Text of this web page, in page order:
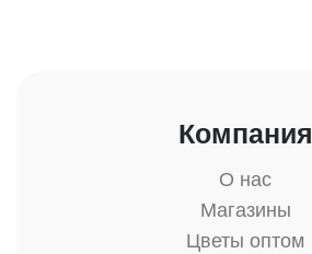
Компания
О нас
Магазины
Цветы оптом